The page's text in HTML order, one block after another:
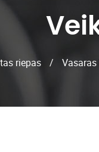
riepas / Vasaras